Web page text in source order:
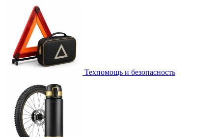
Техпомощь и безопасность